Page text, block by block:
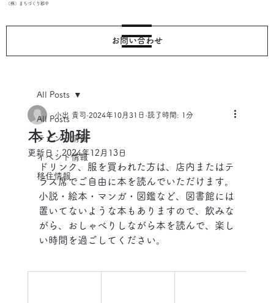
（株）まちづくり郡中
お問い合わせ
All Posts
テナント情報
イベント情報
移住情報
All Posts
本と珈琲
小出 貴司 2024年10月31日 読了時間: 1分
更新日： 2024年12月13日
ドリンク、服を買われた方は、店内またはテ
ラス席でご自由に本を読んでいただけます。
小説・絵本・マンガ・図鑑など、図書館には
置いてないような本もありますので、飲みな
がら、おしゃべりしながら本を読んで、楽し
い時間を過ごしてください。